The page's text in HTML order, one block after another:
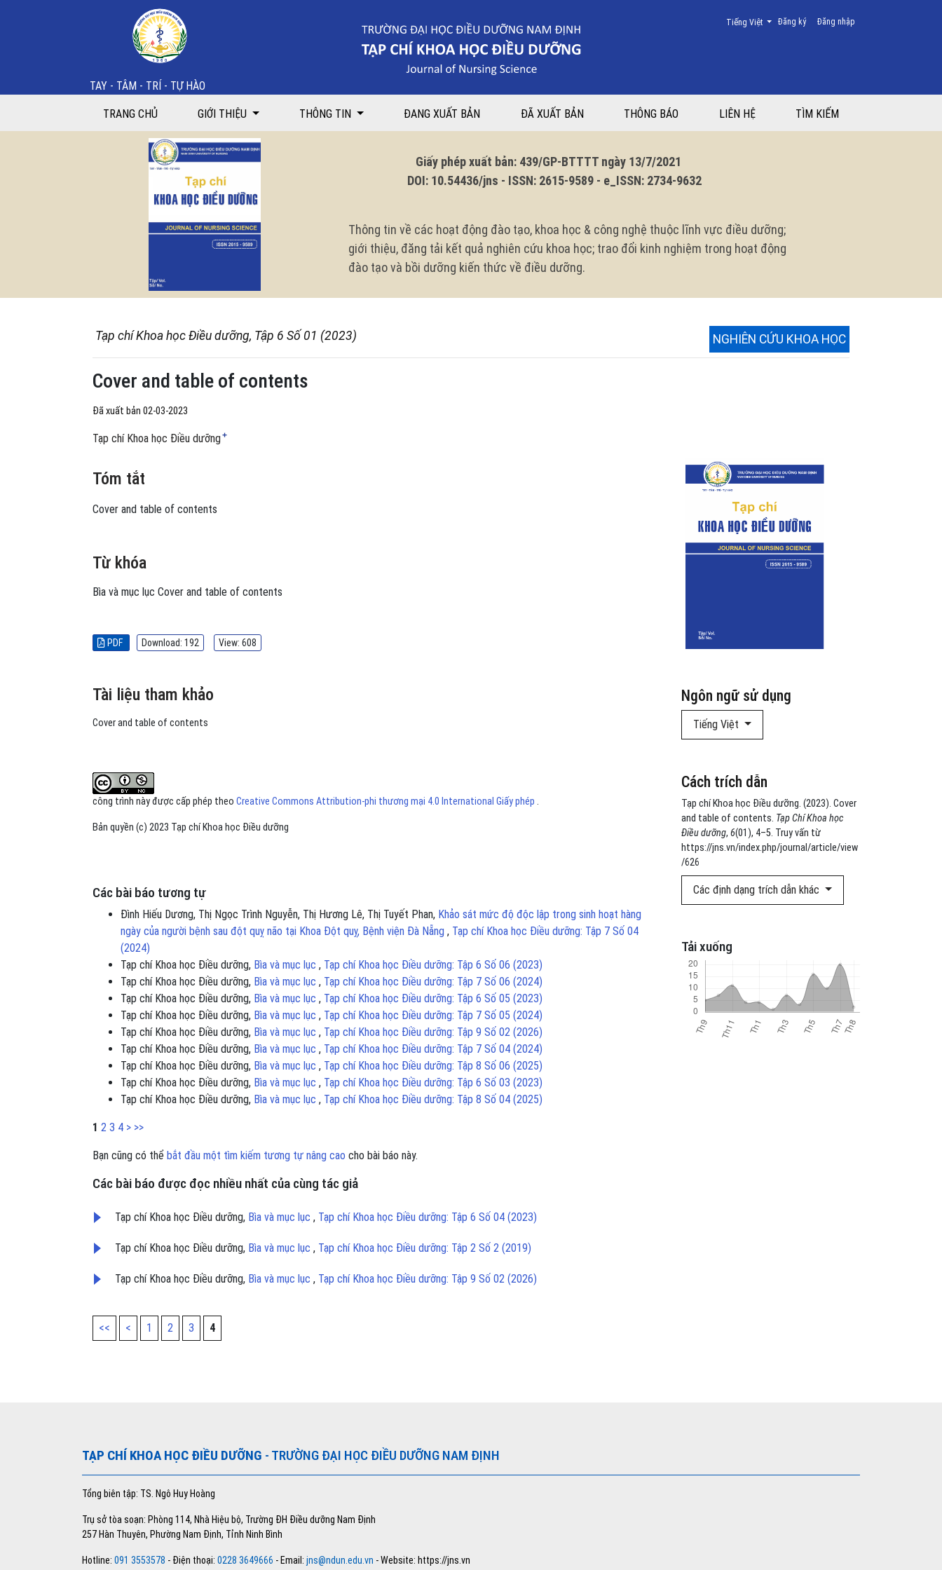
Cover and table of contents
TAY - TÂM - TRÍ - TỰ HÀO
Đăng ký Đăng nhập
Thay đổi ngôn ngữ. Ngôn ngữ hiện tại là:
Tiếng Việt
TRANG CHỦ GIỚI THIỆU THÔNG TIN ĐANG XUẤT BẢN ĐÃ XUẤT BẢN THÔNG BÁO LIÊN HỆ TÌM KIẾM
Giấy phép xuất bản: 439/GP-BTTTT ngày 13/7/2021
DOI: 10.54436/jns - ISSN: 2615-9589 - e_ISSN: 2734-9632
Thông tin về các hoạt động đào tạo, khoa học & công nghệ thuộc lĩnh vực điều dưỡng;
giới thiệu, đăng tải kết quả nghiên cứu khoa học; trao đổi kinh nghiệm trong hoạt động
đào tạo và bồi dưỡng kiến thức về điều dưỡng.
Tạp chí Khoa học Điều dưỡng, Tập 6 Số 01 (2023) NGHIÊN CỨU KHOA HỌC
Cover and table of contents
Đã xuất bản 02-03-2023
Tạp chí Khoa học Điều dưỡng+
Ngôn ngữ sử dụng
Tiếng Việt
Cách trích dẫn
Tạp chí Khoa học Điều dưỡng. (2023). Cover
and table of contents. Tạp Chí Khoa học
Điều dưỡng, 6(01), 4–5. Truy vấn từ
https://jns.vn/index.php/journal/article/view
/626
Các định dạng trích dẫn khác
Tải xuống
Tóm tắt
Cover and table of contents
Từ khóa
Bìa và mục lục Cover and table of contents
PDF Download: 192 View: 608
Tài liệu tham khảo
Cover and table of contents
công trình này được cấp phép theo Creative Commons Attribution-phi thương mại 4.0 International Giấy phép .
Bản quyền (c) 2023 Tạp chí Khoa học Điều dưỡng
Các bài báo tương tự
Đình Hiếu Dương, Thị Ngọc Trình Nguyễn, Thị Hương Lê, Thị Tuyết Phan, Khảo sát mức độ độc lập trong sinh hoạt hàng
ngày của người bệnh sau đột quỵ não tại Khoa Đột quỵ, Bệnh viện Đà Nẵng , Tạp chí Khoa học Điều dưỡng: Tập 7 Số 04
(2024)
Tạp chí Khoa học Điều dưỡng, Bìa và mục lục , Tạp chí Khoa học Điều dưỡng: Tập 6 Số 06 (2023)
Tạp chí Khoa học Điều dưỡng, Bìa và mục lục , Tạp chí Khoa học Điều dưỡng: Tập 7 Số 06 (2024)
Tạp chí Khoa học Điều dưỡng, Bìa và mục lục , Tạp chí Khoa học Điều dưỡng: Tập 6 Số 05 (2023)
Tạp chí Khoa học Điều dưỡng, Bìa và mục lục , Tạp chí Khoa học Điều dưỡng: Tập 7 Số 05 (2024)
Tạp chí Khoa học Điều dưỡng, Bìa và mục lục , Tạp chí Khoa học Điều dưỡng: Tập 9 Số 02 (2026)
Tạp chí Khoa học Điều dưỡng, Bìa và mục lục , Tạp chí Khoa học Điều dưỡng: Tập 7 Số 04 (2024)
Tạp chí Khoa học Điều dưỡng, Bìa và mục lục , Tạp chí Khoa học Điều dưỡng: Tập 8 Số 06 (2025)
Tạp chí Khoa học Điều dưỡng, Bìa và mục lục , Tạp chí Khoa học Điều dưỡng: Tập 6 Số 03 (2023)
Tạp chí Khoa học Điều dưỡng, Bìa và mục lục , Tạp chí Khoa học Điều dưỡng: Tập 8 Số 04 (2025)
1 2 3 4 > >>
Bạn cũng có thể bắt đầu một tìm kiếm tương tự nâng cao cho bài báo này.
Các bài báo được đọc nhiều nhất của cùng tác giả
Tạp chí Khoa học Điều dưỡng, Bìa và mục lục , Tạp chí Khoa học Điều dưỡng: Tập 6 Số 04 (2023)
Tạp chí Khoa học Điều dưỡng, Bìa và mục lục , Tạp chí Khoa học Điều dưỡng: Tập 2 Số 2 (2019)
Tạp chí Khoa học Điều dưỡng, Bìa và mục lục , Tạp chí Khoa học Điều dưỡng: Tập 9 Số 02 (2026)
<< < 1 2 3 4
TẠP CHÍ KHOA HỌC ĐIỀU DƯỠNG - TRƯỜNG ĐẠI HỌC ĐIỀU DƯỠNG NAM ĐỊNH
Tổng biên tập: TS. Ngô Huy Hoàng
Trụ sở tòa soạn: Phòng 114, Nhà Hiệu bộ, Trường ĐH Điều dưỡng Nam Định
257 Hàn Thuyên, Phường Nam Định, Tỉnh Ninh Bình
Hotline: 091 3553578 - Điện thoại: 0228 3649666 - Email: jns@ndun.edu.vn - Website: https://jns.vn